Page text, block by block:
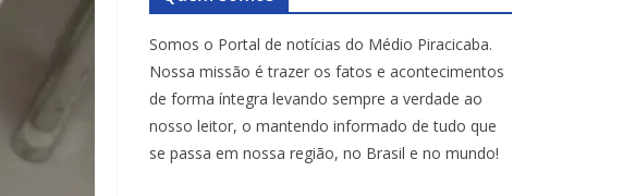
Somos o Portal de notícias do Médio Piracicaba.
Nossa missão é trazer os fatos e acontecimentos
de forma íntegra levando sempre a verdade ao
nosso leitor, o mantendo informado de tudo que
se passa em nossa região, no Brasil e no mundo!